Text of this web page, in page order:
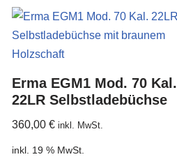
Erma EGM1 Mod. 70 Kal.
22LR Selbstladebüchse
360,00€ inkl. MwSt.
inkl. 19 % MwSt.